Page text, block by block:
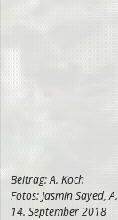
Beitrag: A. Koch
Fotos: Jasmin Sayed,
14. September 2018